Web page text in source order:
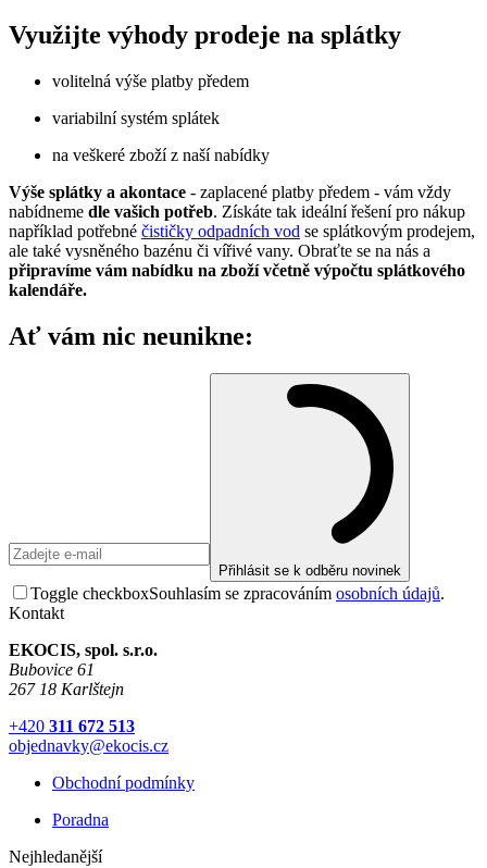
Využijte výhody prodeje na splátky
volitelná výše platby předem
variabilní systém splátek
na veškeré zboží z naší nabídky
Výše splátky a akontace - zaplacené platby předem - vám vždy
nabídneme dle vašich potřeb. Získáte tak ideální řešení pro nákup
například potřebné čističky odpadních vod se splátkovým prodejem,
ale také vysněného bazénu či vířivé vany. Obraťte se na nás a
připravíme vám nabídku na zboží včetně výpočtu splátkového
kalendáře.
Ať vám nic neunikne:
Přihlásit se k odběru novinek
Toggle checkboxSouhlasím se zpracováním osobních údajů.
Kontakt
EKOCIS, spol. s.r.o.
Bubovice 61
267 18 Karlštejn
+420 311 672 513
objednavky@ekocis.cz
Obchodní podmínky
Poradna
Nejhledanější